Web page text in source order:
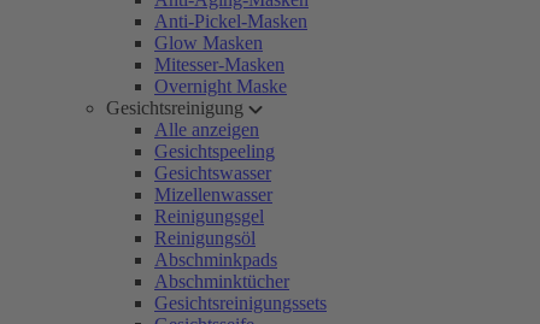
Anti-Pickel-Masken
Glow Masken
Mitesser-Masken
Overnight Maske
Gesichtsreinigung
Alle anzeigen
Gesichtspeeling
Gesichtswasser
Mizellenwasser
Reinigungsgel
Reinigungsöl
Abschminkpads
Abschminktücher
Gesichtsreinigungssets